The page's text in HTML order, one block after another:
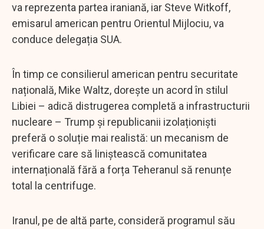
va reprezenta partea iraniană, iar Steve Witkoff,
emisarul american pentru Orientul Mijlociu, va
conduce delegația SUA.
În timp ce consilierul american pentru securitate
națională, Mike Waltz, dorește un acord în stilul
Libiei – adică distrugerea completă a infrastructurii
nucleare – Trump și republicanii izolaționiști
preferă o soluție mai realistă: un mecanism de
verificare care să liniștească comunitatea
internațională fără a forța Teheranul să renunțe
total la centrifuge.
Iranul, pe de altă parte, consideră programul său